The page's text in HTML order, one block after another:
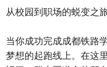
从校园到职场的蜕变之
当你成功完成成都铁路
梦想的起跑线上。在这